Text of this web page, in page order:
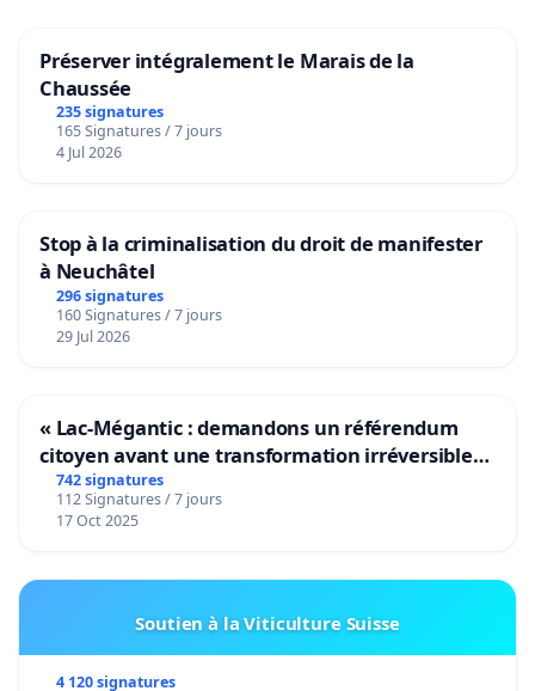
Préserver intégralement le Marais de la
Chaussée
235 signatures
165 Signatures / 7 jours
4 Jul 2026
Stop à la criminalisation du droit de manifester
à Neuchâtel
296 signatures
160 Signatures / 7 jours
29 Jul 2026
« Lac-Mégantic : demandons un référendum
citoyen avant une transformation irréversible
de notre territoire »
742 signatures
112 Signatures / 7 jours
17 Oct 2025
Soutien à la Viticulture Suisse
4 120 signatures